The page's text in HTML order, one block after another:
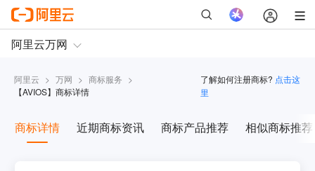
阿里云 > 万网 > 商标服务 >
【AVIOS】商标详情
了解如何注册商标? 点击这
里
商标详情 近期商标资讯 商标产品推荐 相似商标推荐